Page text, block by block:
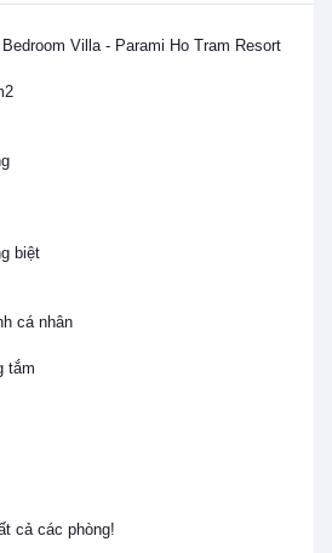
Villa - Parami Ho Tram Resort
biệt
cá nhân
tắm
cả các phòng!